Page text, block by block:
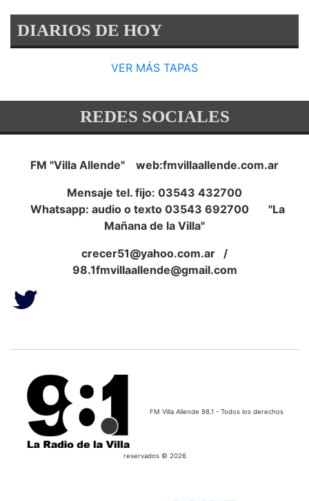
DIARIOS DE HOY
VER MÁS TAPAS
REDES SOCIALES
FM "Villa Allende" web:fmvillaallende.com.ar
Mensaje tel. fijo: 03543 432700
Whatsapp: audio o texto 03543 692700 "La
Mañana de la Villa"
crecer51@yahoo.com.ar /
98.1fmvillaallende@gmail.com
FM Villa Allende 98.1 - Todos los derechos
reservados © 2026